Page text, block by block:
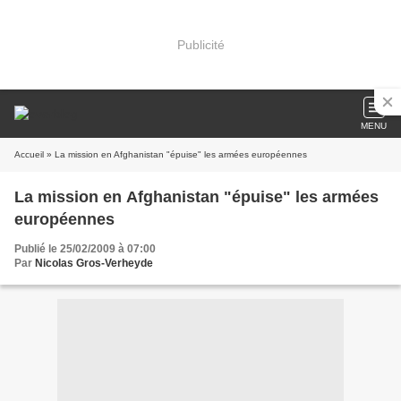
Publicité
MENU
Accueil » La mission en Afghanistan "épuise" les armées européennes
La mission en Afghanistan "épuise" les armées
européennes
Publié le 25/02/2009 à 07:00
Par Nicolas Gros-Verheyde